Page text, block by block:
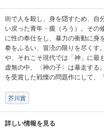
街で人を殺し、身を隠すため、自
い戻った青年・朧（ろう）。その
に性の奉仕をし、暴力の衝動に身
拳をふるい、冒涜の限りを尽くす
や、それこそ現代では「神」に最
虚無の中、〈神の子〉は暴走する
を受賞した戦慄の問題作にして、
芥川賞
詳しい情報を見る